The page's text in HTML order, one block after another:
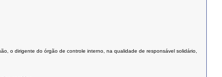
o dirigente do órgão de controle interno, na qualidade de responsável solidário,